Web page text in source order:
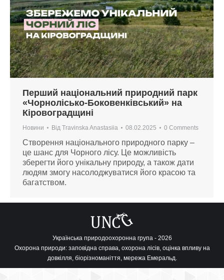
Перший національний природний парк
«Чорнолісько-Боковенківський» на
Кіровоградщині
Новини Від Travinska Anastasiia 08.02.2025 0 Comments
Створення національного природного парку –
це шанс для Чорного лісу. Це можливість
зберегти його унікальну природу, а також дати
людям змогу насолоджуватися його красою та
багатством.
Українська природоохоронна група - 2026
Охорона природи: заповідна справа, охорона лісів, оцінка впливу на
довкілля, біорізноманіття, мережа Емеральд.